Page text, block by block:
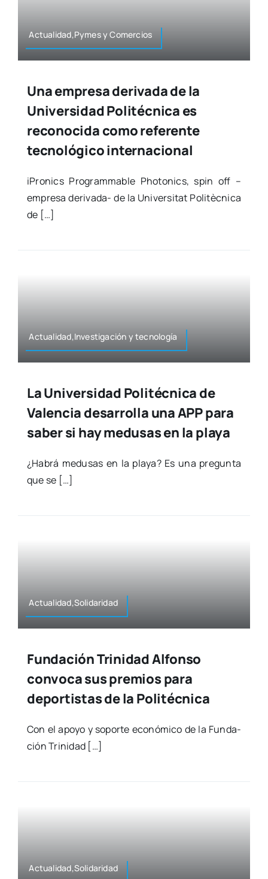
Actualidad,Pymes y Comer­cios
Una empresa derivada de la
Universidad Politécnica es
reconocida como referente
tecnológico internacional
iPro­nics Pro­gram­ma­ble Pho­to­nics, spin off –
empre­sa deri­­­va­­­da- de la Uni­ver­si­tat Poli­tèc­ni­ca
de […]
Actualidad,Investigación y tec­no­lo­gía
La Universidad Politécnica de
Valencia desarrolla una APP para
saber si hay medusas en la playa
¿Habrá medu­sas en la pla­ya? Es una pre­gun­ta
que se […]
Actualidad,Solidaridad
Fundación Trinidad Alfonso
convoca sus premios para
deportistas de la Politécnica
Con el apo­yo y sopor­te eco­nó­mi­co de la Fun­da­
ción Tri­ni­dad […]
Actualidad,Solidaridad